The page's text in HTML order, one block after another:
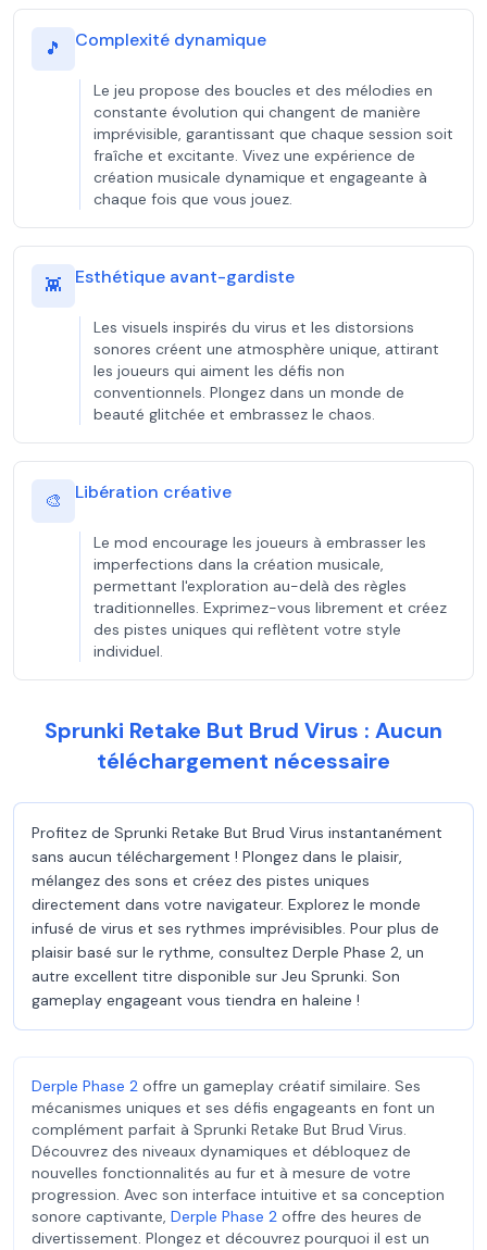
🎵 Complexité dynamique
Le jeu propose des boucles et des mélodies en
constante évolution qui changent de manière
imprévisible, garantissant que chaque session soit
fraîche et excitante. Vivez une expérience de
création musicale dynamique et engageante à
chaque fois que vous jouez.
👾 Esthétique avant-gardiste
Les visuels inspirés du virus et les distorsions
sonores créent une atmosphère unique, attirant
les joueurs qui aiment les défis non
conventionnels. Plongez dans un monde de
beauté glitchée et embrassez le chaos.
🎨 Libération créative
Le mod encourage les joueurs à embrasser les
imperfections dans la création musicale,
permettant l'exploration au-delà des règles
traditionnelles. Exprimez-vous librement et créez
des pistes uniques qui reflètent votre style
individuel.
Sprunki Retake But Brud Virus : Aucun
téléchargement nécessaire
Profitez de Sprunki Retake But Brud Virus instantanément
sans aucun téléchargement ! Plongez dans le plaisir,
mélangez des sons et créez des pistes uniques
directement dans votre navigateur. Explorez le monde
infusé de virus et ses rythmes imprévisibles. Pour plus de
plaisir basé sur le rythme, consultez Derple Phase 2, un
autre excellent titre disponible sur Jeu Sprunki. Son
gameplay engageant vous tiendra en haleine !
Derple Phase 2 offre un gameplay créatif similaire. Ses
mécanismes uniques et ses défis engageants en font un
complément parfait à Sprunki Retake But Brud Virus.
Découvrez des niveaux dynamiques et débloquez de
nouvelles fonctionnalités au fur et à mesure de votre
progression. Avec son interface intuitive et sa conception
sonore captivante, Derple Phase 2 offre des heures de
divertissement. Plongez et découvrez pourquoi il est un